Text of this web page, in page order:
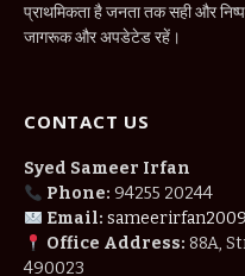
प्राथमिकता है जनता तक सही और
जागरूक और अपडेटेड रहें।
CONTACT US
Syed Sameer Irfan
Phone: 94255 20244
Email:
Office Address: 88A,
490023